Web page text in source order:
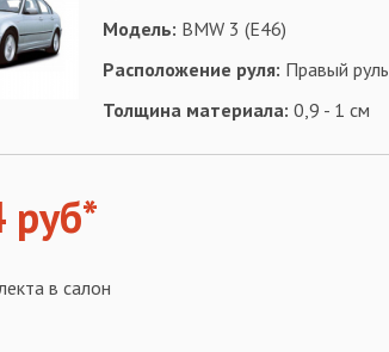
Модель: BMW 3 (E46)
Расположение руля: Правый руль
Толщина материала: 0,9 - 1 см
руб*
в салон